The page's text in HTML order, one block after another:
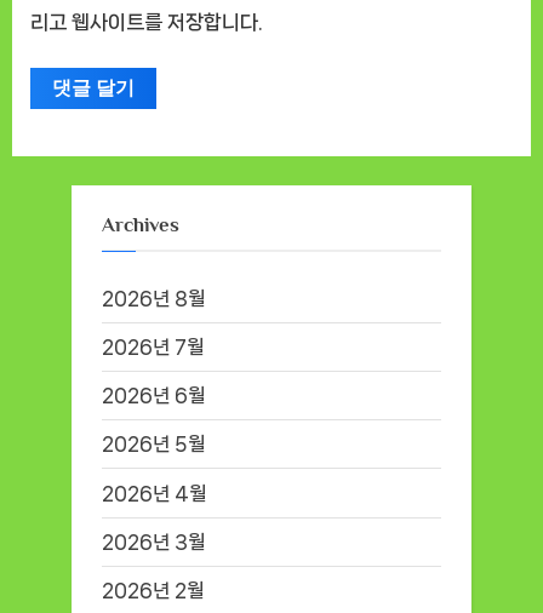
리고 웹사이트를 저장합니다.
Archives
2026년 8월
2026년 7월
2026년 6월
2026년 5월
2026년 4월
2026년 3월
2026년 2월